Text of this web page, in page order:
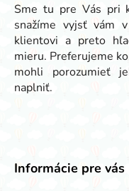
Sme tu pre Vás pri
snažíme vyjsť vám
klientovi a preto
mieru. Preferujeme
mohli porozumieť
naplniť.
Informácie pre vás